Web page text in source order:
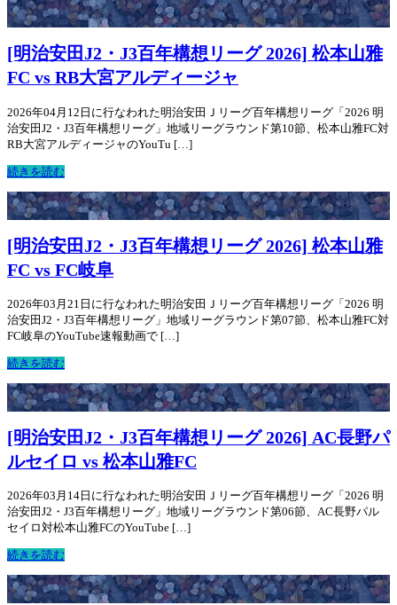
[明治安田J2・J3百年構想リーグ 2026] 松本山雅
FC vs RB大宮アルディージャ
2026年04月12日に行なわれた明治安田Ｊリーグ百年構想リーグ「2026 明
治安田J2・J3百年構想リーグ」地域リーグラウンド第10節、松本山雅FC対
RB大宮アルディージャのYouTu […]
続きを読む
[明治安田J2・J3百年構想リーグ 2026] 松本山雅
FC vs FC岐阜
2026年03月21日に行なわれた明治安田Ｊリーグ百年構想リーグ「2026 明
治安田J2・J3百年構想リーグ」地域リーグラウンド第07節、松本山雅FC対
FC岐阜のYouTube速報動画で […]
続きを読む
[明治安田J2・J3百年構想リーグ 2026] AC長野パ
ルセイロ vs 松本山雅FC
2026年03月14日に行なわれた明治安田Ｊリーグ百年構想リーグ「2026 明
治安田J2・J3百年構想リーグ」地域リーグラウンド第06節、AC長野パル
セイロ対松本山雅FCのYouTube […]
続きを読む